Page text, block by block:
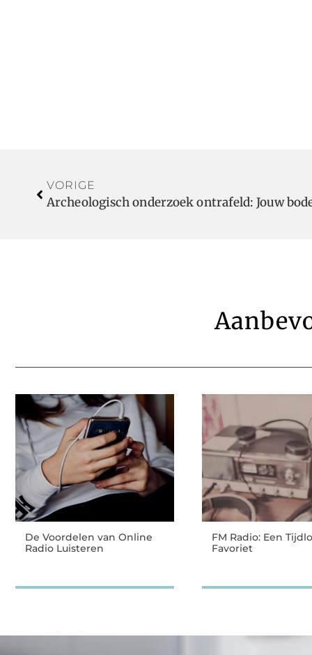
VORIGE
Archeologisch onderzoek ontrafeld: Jouw
De Voordelen van Online
Radio Luisteren
FM Radio: Een
Favoriet